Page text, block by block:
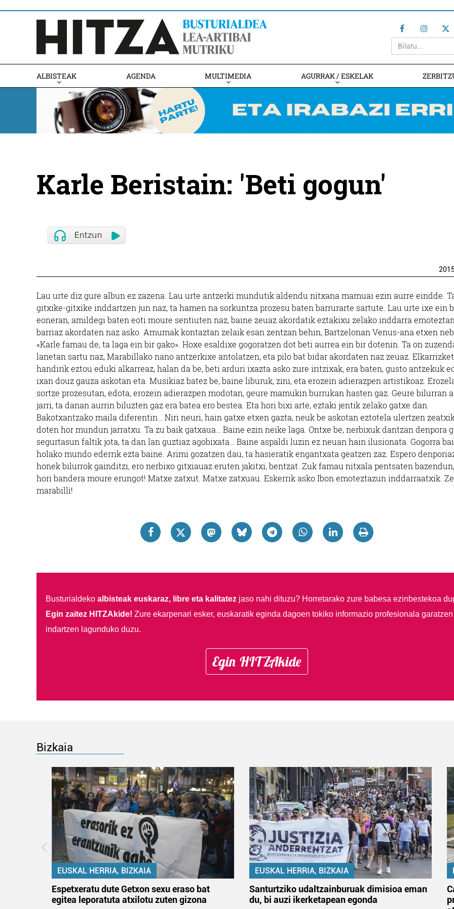
ALBISTEAK AGENDA MULTIMEDIA AGURRAK / ESKELAK
Karle Beristain: 'Beti gogun'
2015
Lau urte diz gure albun ez zazena. Lau urte antzerki mundutik aldendu nitxana mamuai ezin aurre eindde.
gitxike-gitxike inddartzen jun naz, ta hamen na sorkuntza prozesu baten barrurarte sartute. Lau urte ixe ein
eoneran, amildegi baten eoti moure sentiuten naz, baine zeuaz akordatik eztakixu zelako inddarra
barriaz akordaten naz asko. Amumak kontaztan zelaik esan zentzan behin, Bartzelonan Venus-ana etxen
«Karle famau de, ta laga ein bir gako». Hoxe esaldixe gogoratzen dot beti aurrea ein bir dotenin. Ta on
lanetan sartu naz, Marabillako nano antzerkixe antolatzen, eta pilo bat bidar akordaten naz zeuaz.
handirik eztou eduki alkarreaz, halan da be, beti arduri ixazta asko zure iritzixak, era baten, gusto antzekuk
ixan douz gauza askotan eta. Musikiaz batez be, baine liburuk, zini, eta erozein adierazpen artistikoaz.
sortze prozesutan, edota, erozein adierazpen modotan, geure mamukin burrukan hasten gaz. Geure bilurran
jarri, ta danan aurrin biluzten gaz era batea ero bestea. Eta hori bixi arte, eztaki jentik zelako gatxe dan.
Bakotxantzako maila diferentin… Niri neuri, hain gatxe etxen gazta, neuk be askotan eztotela ulertzen
doten hor mundun jarratxu. Ta zu baik gatxaua… Baine ezin neike laga. Ontxe be, nerbixuk dantzan denpora
segurtasun faltik jota, ta dan lan guztiaz agobixata… Baine aspaldi luzin ez neuan hain ilusionata. Gogorra
holako mundo ederrik ezta baine. Arimi gozatzen dau, ta hasieratik engantxata geatzen zaz. Espero
honek bilurrok gainditzi, ero nerbixo gitxiauaz eruten jakitxi, bentzat. Zuk famau nitxala pentsaten
hori bandera moure erungot! Matxe zatxut. Matxe zatxuau. Eskerrik asko Ibon emoteztazun inddarraatxik.
marabilli!
Busturialdeko albisteak euskaraz, libre eta kalitatezjaso nahi dituzu? Horretarako zure babesa ezinbestekoa
Egin zaitez HITZAkide! Zure ekarpenari esker, euskaratik eginda dagoen tokiko informazio profesionala garatzen
indartzen lagunduko duzu.
Egin HITZAkide
Bizkaia
EUSKAL HERRIA, BIZKAIA
Espetxeratu dute Getxon sexu eraso bat
egitea leporatuta atxilotu zuten gizona
EUSKAL HERRIA, BIZKAIA
Santurtziko udaltzainburuak dimisioa eman
du, bi auzi ikerketapean egonda